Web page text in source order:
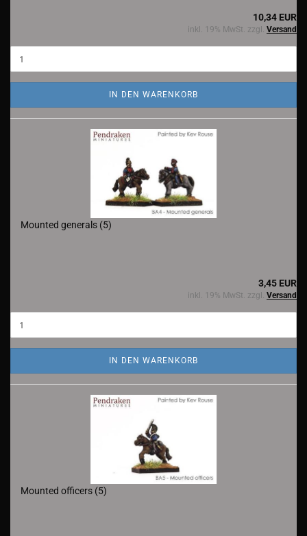
10,34 EUR
inkl. 19% MwSt. zzgl. Versand
IN DEN WARENKORB
Mounted generals (5)
3,45 EUR
inkl. 19% MwSt. zzgl. Versand
IN DEN WARENKORB
Mounted officers (5)